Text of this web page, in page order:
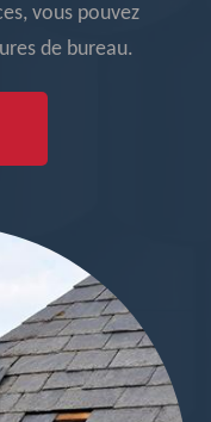
vous pouvez
de bureau.